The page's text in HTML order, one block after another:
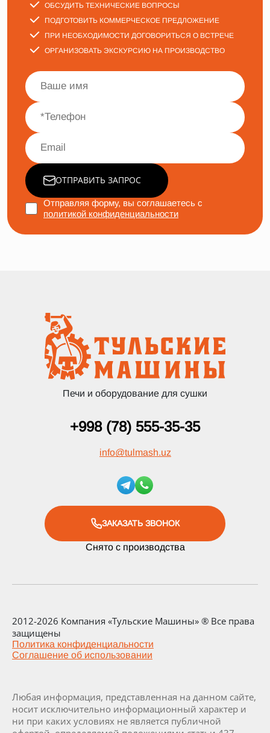
ОБСУДИТЬ ТЕХНИЧЕСКИЕ ВОПРОСЫ
ПОДГОТОВИТЬ КОММЕРЧЕСКОЕ ПРЕДЛОЖЕНИЕ
ПРИ НЕОБХОДИМОСТИ ДОГОВОРИТЬСЯ О ВСТРЕЧЕ
ОРГАНИЗОВАТЬ ЭКСКУРСИЮ НА ПРОИЗВОДСТВО
ОТПРАВИТЬ ЗАПРОС
Отправляя форму, вы соглашаетесь с
политикой конфиденциальности
Печи и оборудование для сушки
+998 (78) 555-35-35
info@tulmash.uz
ЗАКАЗАТЬ ЗВОНОК
Снято с производства
2012-2026 Компания «Тульские Машины» ® Все права
защищены
Политика конфиденциальности
Соглашение об использовании
Любая информация, представленная на данном сайте,
носит исключительно информационный характер и
ни при каких условиях не является публичной